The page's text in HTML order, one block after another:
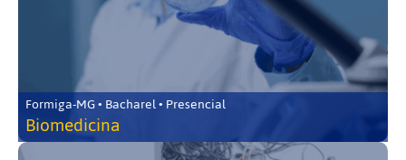
Formiga-MG • Bacharel • Presencial
Biomedicina